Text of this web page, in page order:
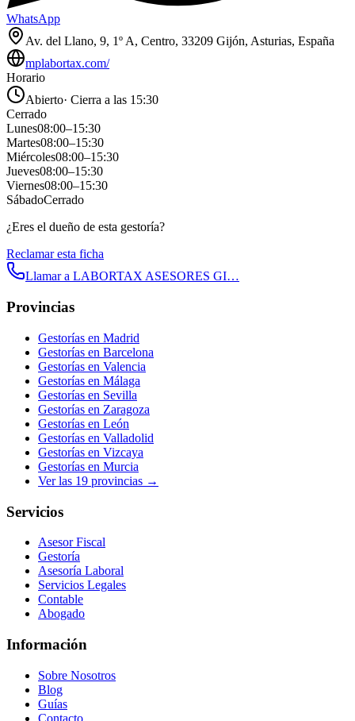
WhatsApp
Av. del Llano, 9, 1º A, Centro, 33209 Gijón, Asturias, España
mplabortax.com/
Horario
Abierto· Cierra a las 15:30
Cerrado
Lunes08:00–15:30
Martes08:00–15:30
Miércoles08:00–15:30
Jueves08:00–15:30
Viernes08:00–15:30
SábadoCerrado
¿Eres el dueño de esta gestoría?
Reclamar esta ficha
Llamar a LABORTAX ASESORES GI…
Provincias
Gestorías en Madrid
Gestorías en Barcelona
Gestorías en Valencia
Gestorías en Málaga
Gestorías en Sevilla
Gestorías en Zaragoza
Gestorías en León
Gestorías en Valladolid
Gestorías en Vizcaya
Gestorías en Murcia
Ver las 19 provincias →
Servicios
Asesor Fiscal
Gestoría
Asesoría Laboral
Servicios Legales
Contable
Abogado
Información
Sobre Nosotros
Blog
Guías
Contacto